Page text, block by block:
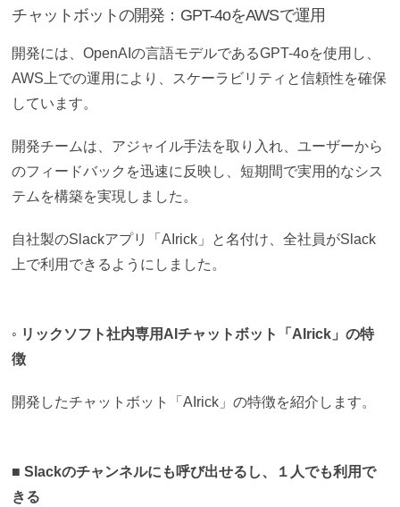
チャットボットの開発：GPT-4oをAWSで運用
開発には、OpenAIの言語モデルであるGPT-4oを使用し、
AWS上での運用により、スケーラビリティと信頼性を確保
しています。
開発チームは、アジャイル手法を取り入れ、ユーザーから
のフィードバックを迅速に反映し、短期間で実用的なシス
テムを構築を実現しました。
自社製のSlackアプリ「AIrick」と名付け、全社員がSlack
上で利用できるようにしました。
◦ リックソフト社内専用AIチャットボット「AIrick」の特
徴
開発したチャットボット「AIrick」の特徴を紹介します。
■ Slackのチャンネルにも呼び出せるし、１人でも利用で
きる